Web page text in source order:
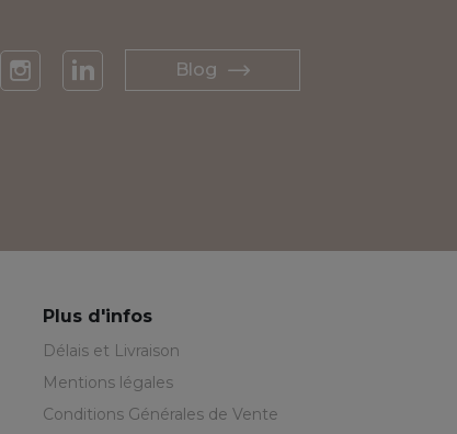
Blog
Plus d'infos
Délais et Livraison
Mentions légales
Conditions Générales de Vente